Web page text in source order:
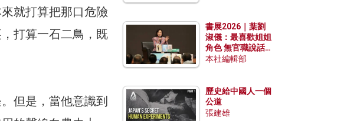
就打算把那口危險
打算一石二鳥，既
但是，當他意識到
書展2026｜葉劉
淑儀：最喜歡姐姐
角色 無官職說話
包袱少
本社編輯部
歷史給中國人一個
公道
張建雄